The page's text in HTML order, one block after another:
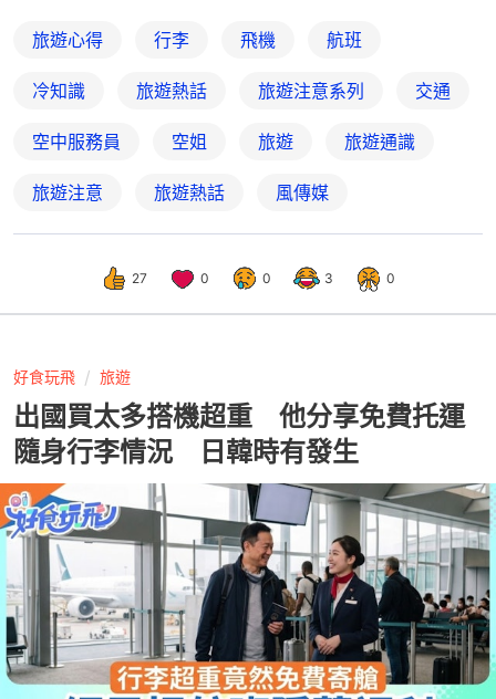
旅遊心得 行李 飛機 航班
冷知識 旅遊熱話 旅遊注意系列 交通
空中服務員 空姐 旅遊 旅遊通識
旅遊注意 旅遊熱話 風傳媒
27 0 0 3 0
好食玩飛 旅遊
出國買太多搭機超重 他分享免費托運
隨身行李情況 日韓時有發生